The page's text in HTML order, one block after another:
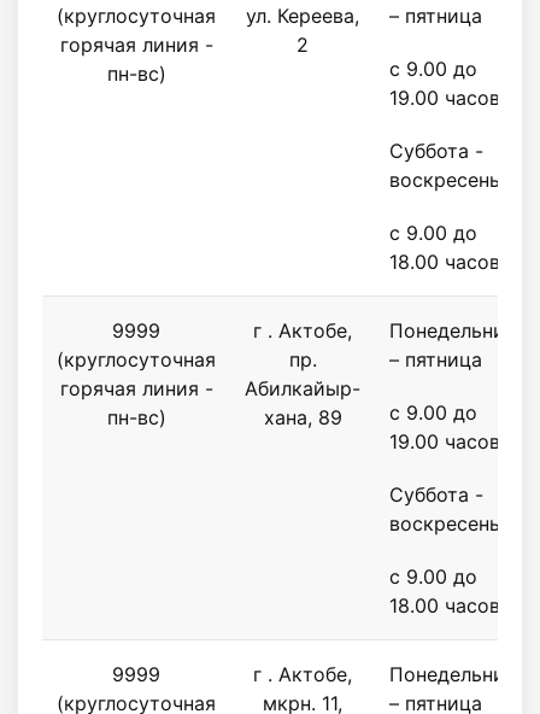
(круглосуточная
горячая линия -
пн-вс)
ул. Кереева,
2
– пятница
с 9.00 до
19.00 часов
Суббота -
воскресенье
с 9.00 до
18.00 часов
9999
(круглосуточная
горячая линия -
пн-вс)
г . Актобе,
пр.
Абилкайыр-
хана, 89
Понедельник
– пятница
с 9.00 до
19.00 часов
Суббота -
воскресенье
с 9.00 до
18.00 часов
9999
(круглосуточная
г . Актобе,
мкрн. 11,
Понедельник
– пятница